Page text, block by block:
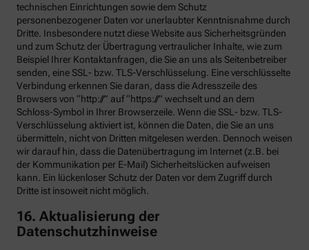
technischen Einrichtungen sowie dem Schutz
personenbezogener Daten vor unerlaubter Kenntnisnahme durch
Dritte. Insbesondere nutzt diese Website aus Sicherheitsgründen
und zum Schutz der Übertragung vertraulicher Inhalte, wie zum
Beispiel Ihrer Kontaktanfragen, die Sie an uns als Seitenbetreiber
senden, eine SSL- bzw. TLS-Verschlüsselung. Eine verschlüsselte
Verbindung erkennen Sie daran, dass die Adresszeile des
Browsers von “http://” auf “https://” wechselt und an dem
Schloss-Symbol in Ihrer Browserzeile. Wenn die SSL- bzw. TLS-
Verschlüsselung aktiviert ist, können die Daten, die Sie an uns
übermitteln, nicht von Dritten mitgelesen werden. Dennoch weisen
wir darauf hin, dass die Datenübertragung im Internet (z.B. bei
der Kommunikation per E-Mail) Sicherheitslücken aufweisen
kann. Ein lückenloser Schutz der Daten vor dem Zugriff durch
Dritte ist insoweit nicht möglich.
16. Aktualisierung der
Datenschutzhinweise